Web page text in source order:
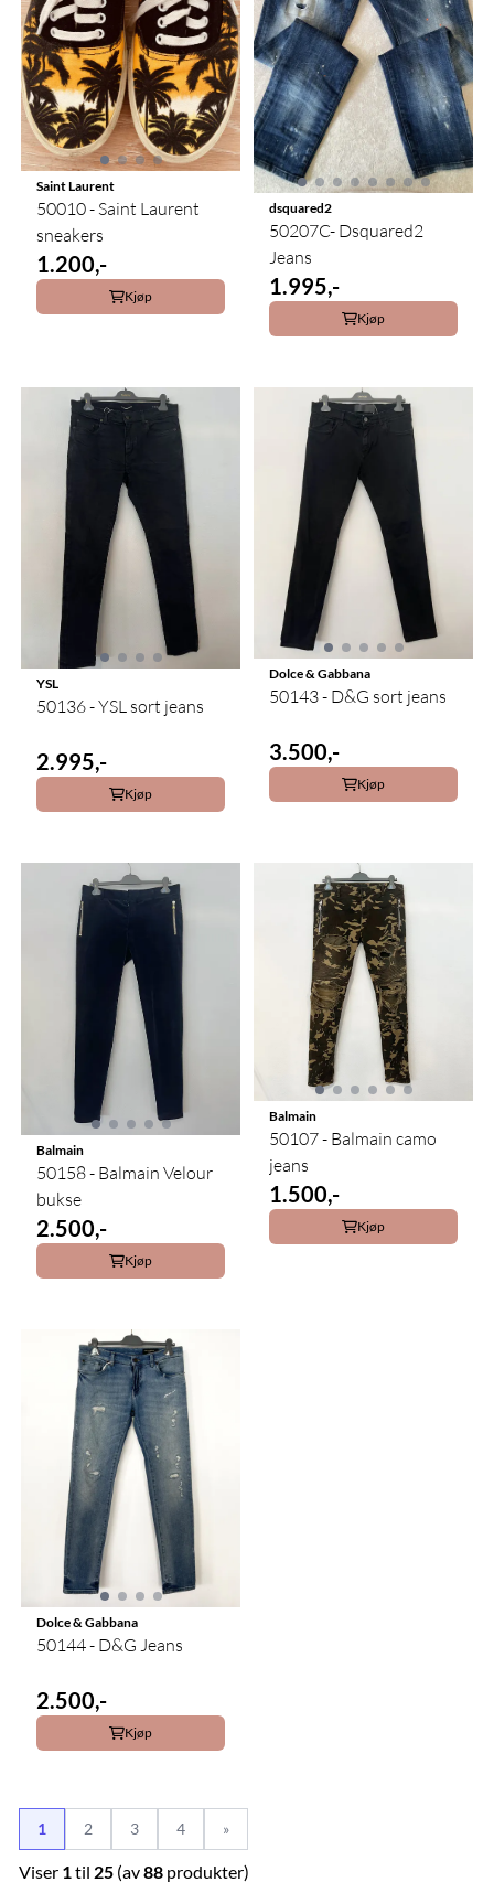
Saint Laurent
50010 - Saint Laurent
sneakers
1.200,-
Kjøp
dsquared2
50207C- Dsquared2
Jeans
1.995,-
Kjøp
YSL
50136 - YSL sort jeans
2.995,-
Kjøp
Dolce & Gabbana
50143 - D&G sort jeans
3.500,-
Kjøp
Balmain
50158 - Balmain Velour
bukse
2.500,-
Kjøp
Balmain
50107 - Balmain camo
jeans
1.500,-
Kjøp
Dolce & Gabbana
50144 - D&G Jeans
2.500,-
Kjøp
1 2 3 4 »
Viser 1til 25(av88produkter)